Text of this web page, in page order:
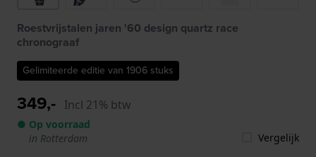
Roestvrijstalen jaren '60 design quartz race
chronograaf
Gelimiteerde editie van 1906 stuks
349,- Incl 21% btw
● Op voorraad
in Rotterdam
Vergelijk